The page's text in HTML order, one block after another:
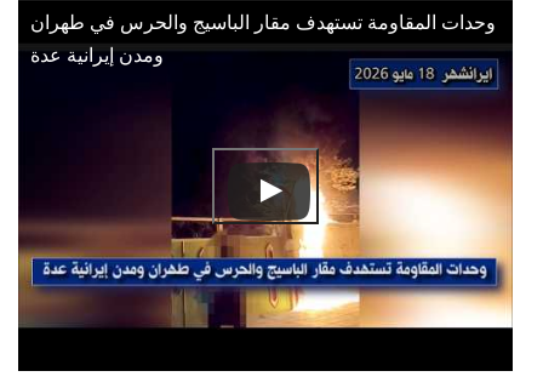
وحدات المقاومة تستهدف مقار الباسيج والحرس في طهران
ومدن إيرانية عدة